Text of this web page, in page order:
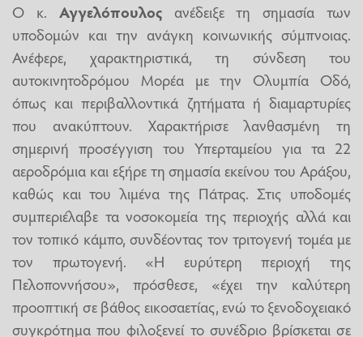
Ο κ. Αγγελόπουλοςανέδειξε τη σημασία των
υποδομών και την ανάγκη κοινωνικής σύμπνοιας.
Ανέφερε, χαρακτηριστικά, τη σύνδεση του
αυτοκινητοδρόμου Μορέα με την Ολυμπία Οδό,
όπως και περιβαλλοντικά ζητήματα ή διαμαρτυρίες
που ανακύπτουν. Χαρακτήρισε λανθασμένη τη
σημερινή προσέγγιση του Υπερταμείου για τα 22
αεροδρόμια και εξήρε τη σημασία εκείνου του Αράξου,
καθώς και του λιμένα της Πάτρας. Στις υποδομές
συμπεριέλαβε τα νοσοκομεία της περιοχής αλλά και
τον τοπικό κάμπο, συνδέοντας τον τριτογενή τομέα με
τον πρωτογενή. «Η ευρύτερη περιοχή της
Πελοποννήσου», πρόσθεσε, «έχει την καλύτερη
προοπτική σε βάθος εικοσαετίας, ενώ το ξενοδοχειακό
συγκρότημα που φιλοξενεί το συνέδριο βρίσκεται σε